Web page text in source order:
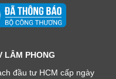
LÂM PHONG
đầu tư HCM cấp ngày